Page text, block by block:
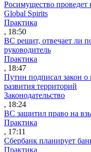
Росимущество
Global Spirits
Практика
, 18:50
ВС решит, отвечает ли
руководитель
Практика
, 18:47
Путин подписал закон
развития территорий
Законодательство
, 18:24
ВС защитил право на
Практика
, 17:11
Сбербанк планирует
Практика